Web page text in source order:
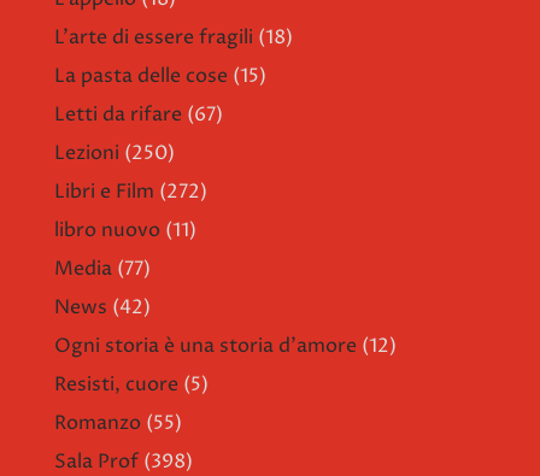
L'arte di essere fragili (18)
La pasta delle cose (15)
Letti da rifare (67)
Lezioni (250)
Libri e Film (272)
libro nuovo (11)
Media (77)
News (42)
Ogni storia è una storia d'amore (12)
Resisti, cuore (5)
Romanzo (55)
Sala Prof (398)